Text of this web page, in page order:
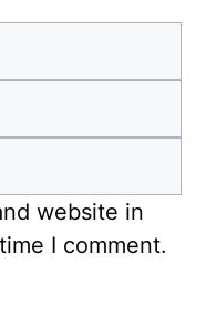
website in
I comment.